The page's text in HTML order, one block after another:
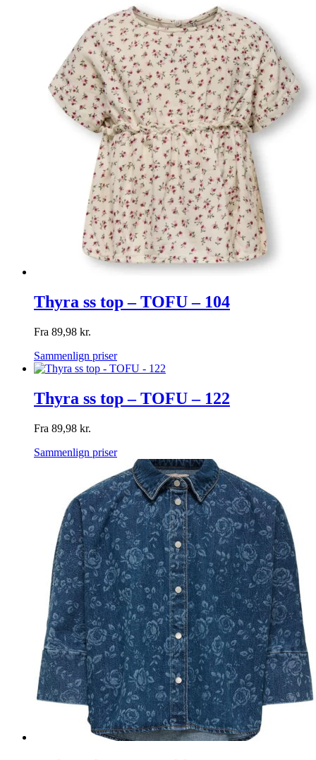
Thyra ss top – TOFU – 104
Fra 89,98 kr.
Sammenlign priser
Thyra ss top – TOFU – 122
Fra 89,98 kr.
Sammenlign priser